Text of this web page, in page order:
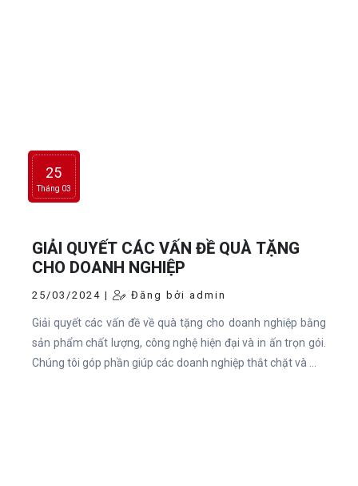
25
Tháng 03
GIẢI QUYẾT CÁC VẤN ĐỀ QUÀ TẶNG
CHO DOANH NGHIỆP
25/03/2024 | Đăng bởi admin
Giải quyết các vấn đề về quà tặng cho doanh nghiệp bằng
sản phẩm chất lượng, công nghệ hiện đại và in ấn trọn gói.
Chúng tôi góp phần giúp các doanh nghiệp thắt chặt và mở